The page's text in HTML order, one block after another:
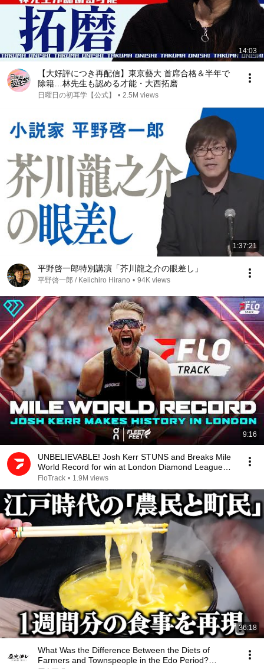
14:03
【大好評につき再配信】東京藝大 首席合格＆半年で
除籍…林先生も認める才能・大西拓磨
日曜日の初耳学【公式】 • 2.5M views
1:37:21
平野啓一郎特別講演「芥川龍之介の眼差し」
平野啓一郎 / Keiichiro Hirano • 94K views
9:16
UNBELIEVABLE! Josh Kerr STUNS and Breaks Mile
World Record for win at London Diamond League
2026
FloTrack • 1.9M views
36:18
What Was the Difference Between the Diets of
Farmers and Townspeople in the Edo Period?